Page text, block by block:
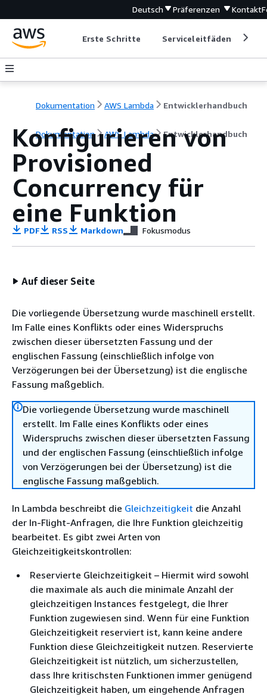
Deutsch Präferenzen Kontakt
Erste Schritte Serviceleitfäden
Dokumentation AWS Lambda Entwicklerhandbuch
Dokumentation AWS Lambda Entwicklerhandbuch
Konfigurieren von
Provisioned
Concurrency für
eine Funktion
PDF RSS Markdown Fokusmodus
Auf dieser Seite
Die vorliegende Übersetzung wurde maschinell erstellt.
Im Falle eines Konflikts oder eines Widerspruchs
zwischen dieser übersetzten Fassung und der
englischen Fassung (einschließlich infolge von
Verzögerungen bei der Übersetzung) ist die englische
Fassung maßgeblich.
Die vorliegende Übersetzung wurde maschinell
erstellt. Im Falle eines Konflikts oder eines
Widerspruchs zwischen dieser übersetzten Fassung
und der englischen Fassung (einschließlich infolge
von Verzögerungen bei der Übersetzung) ist die
englische Fassung maßgeblich.
In Lambda beschreibt die Gleichzeitigkeit die Anzahl
der In-Flight-Anfragen, die Ihre Funktion gleichzeitig
bearbeitet. Es gibt zwei Arten von
Gleichzeitigkeitskontrollen:
Reservierte Gleichzeitigkeit – Hiermit wird sowohl
die maximale als auch die minimale Anzahl der
gleichzeitigen Instances festgelegt, die Ihrer
Funktion zugewiesen sind. Wenn für eine Funktion
Gleichzeitigkeit reserviert ist, kann keine andere
Funktion diese Gleichzeitigkeit nutzen. Reservierte
Gleichzeitigkeit ist nützlich, um sicherzustellen,
dass Ihre kritischsten Funktionen immer genügend
Gleichzeitigkeit haben, um eingehende Anfragen